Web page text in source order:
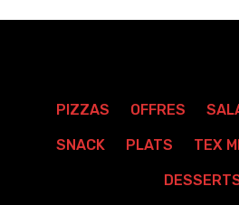
PIZZAS OFFRES
SNACK PLATS TEX